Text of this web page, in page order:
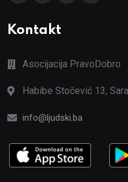
Kontakt
Asocijacija PravoDobro
Habibe Stočević 13,
info@ljudski.ba